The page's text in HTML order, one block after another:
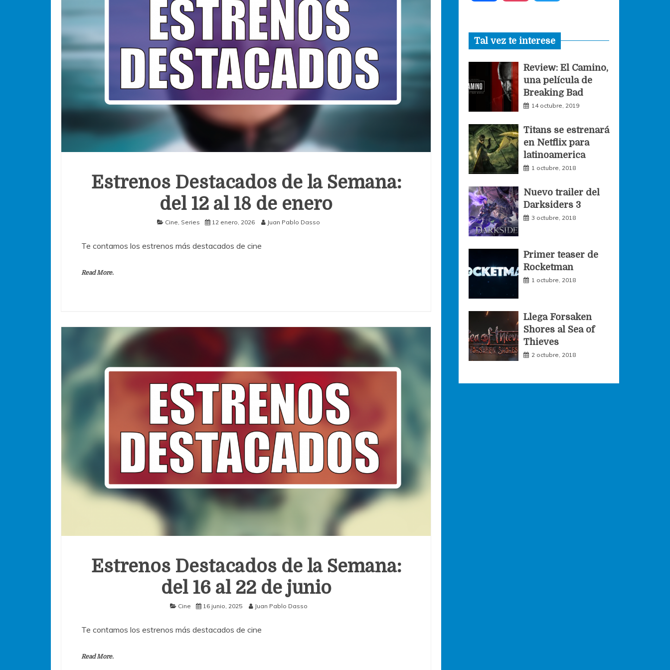
Estrenos Destacados de la Semana:
del 12 al 18 de enero
Cine Series 12 enero, 2026 Juan Pablo Dasso
Te contamos los estrenos más destacados de cine
Read More.
Estrenos Destacados de la Semana:
del 16 al 22 de junio
Cine 16 junio, 2025 Juan Pablo Dasso
Te contamos los estrenos más destacados de cine
Read More.
c
e
b
o
o
s
t
a
g
r
m
i
t
t
r
Tal vez te interese
Review: El Camino,
una película de
Breaking Bad
14 octubre, 2019
Titans se estrenará
en Netflix para
latinoamerica
1 octubre, 2018
Nuevo trailer del
Darksiders 3
3 octubre, 2018
Primer teaser de
Rocketman
1 octubre, 2018
Llega Forsaken
Shores al Sea of
Thieves
2 octubre, 2018